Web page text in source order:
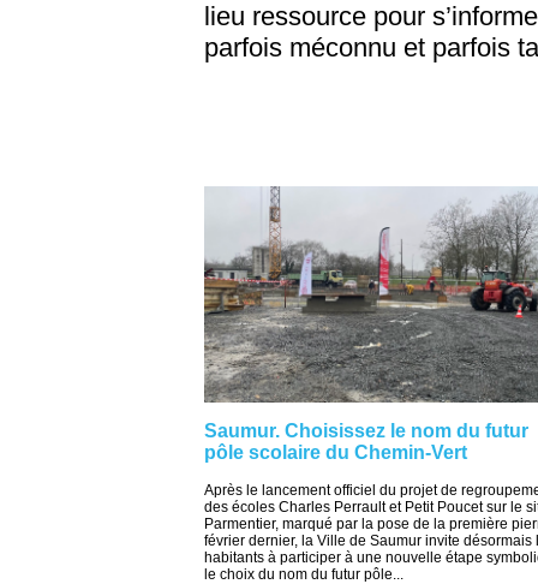
lieu ressource pour
parfois méconnu et parfois
Saumur. Choisissez le nom du futur
pôle scolaire du Chemin-Vert
Après le lancement officiel du projet de
des écoles Charles Perrault et Petit Poucet sur le
Parmentier, marqué par la pose de la première
février dernier, la Ville de Saumur invite désormais
habitants à participer à une nouvelle étape
le choix du nom du futur pôle...